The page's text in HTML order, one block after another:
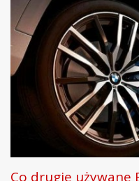
Co drugie używane